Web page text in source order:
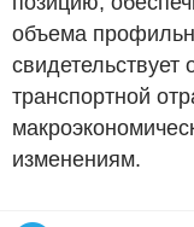
объема
свидетельствует
транспортной
изменениям.